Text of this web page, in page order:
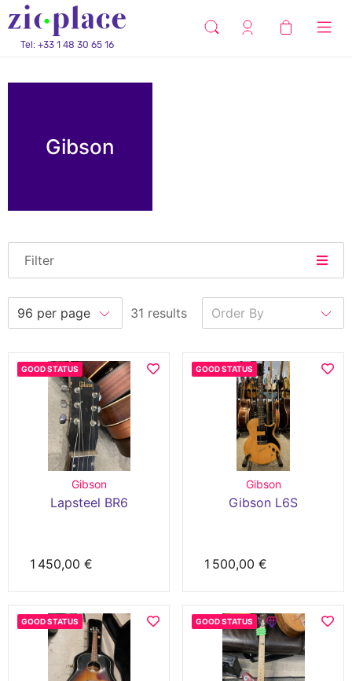
Tel: +33 1 48 30 65 16
Gibson
Filter
31 results
GOOD STATUS
Gibson
Lapsteel BR6
1 450,00 €
GOOD STATUS
Gibson
Gibson L6S
1 500,00 €
GOOD STATUS GOOD STATUS